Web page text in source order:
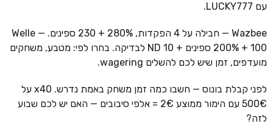
עם LUCKY777.
Wazbee — חבילה על 4 הפקדות, 280% + 230 ספינים. Welle —
200% + 100 ספינים + 10 ND לבדיקה. בחרו לפי: מטבע, משחקים
מועדפים, זמן שיש לכם להשלים wagering.
לפני קבלת בונוס — חשבו כמה זמן משחק באמת נדרש. x40 על
500€ עם הימור ממוצע 2€ = אלפי סיבובים — האם יש לכם שבוע
לזה?